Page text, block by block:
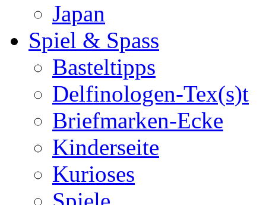
Japan
Spiel & Spass
Basteltipps
Delfinologen-Tex(s)t
Briefmarken-Ecke
Kinderseite
Kurioses